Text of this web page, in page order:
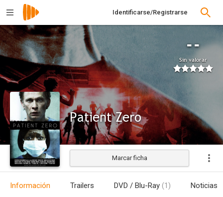
Identificarse/Registrarse
--
Sin valorar
Patient Zero
Estrenada
Marcar ficha
Información Trailers DVD / Blu-Ray (1) Noticias